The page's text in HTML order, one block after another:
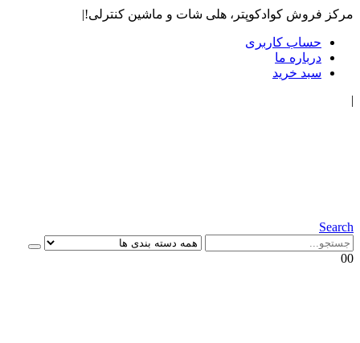
مرکز فروش کوادکوپتر، هلی شات و ماشین کنترلی!|
حساب کاربری
درباره ما
سبد خرید
|
Search
00